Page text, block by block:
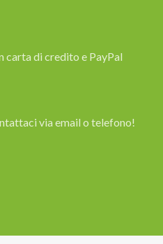
carta di credito e PayPal
via email o telefono!